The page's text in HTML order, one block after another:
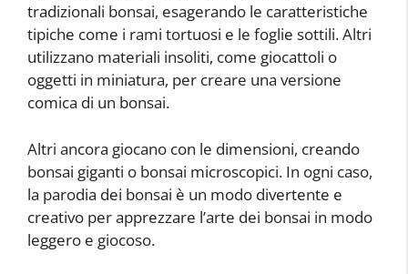
tradizionali bonsai, esagerando le caratteristiche
tipiche come i rami tortuosi e le foglie sottili. Altri
utilizzano materiali insoliti, come giocattoli o
oggetti in miniatura, per creare una versione
comica di un bonsai.
Altri ancora giocano con le dimensioni, creando
bonsai giganti o bonsai microscopici. In ogni caso,
la parodia dei bonsai è un modo divertente e
creativo per apprezzare l’arte dei bonsai in modo
leggero e giocoso.